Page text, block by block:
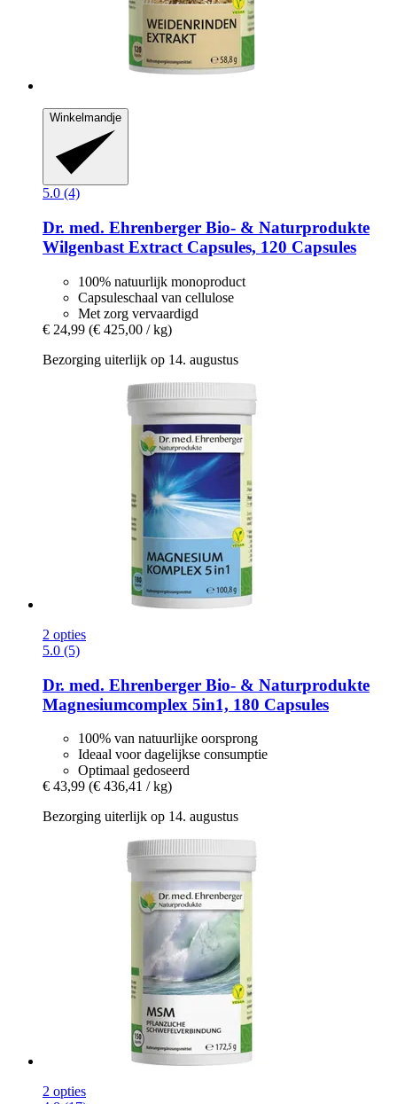
Winkelmandje
5.0 (4)
Dr. med. Ehrenberger Bio- & Naturprodukte
Wilgenbast Extract Capsules, 120 Capsules
100% natuurlijk monoproduct
Capsuleschaal van cellulose
Met zorg vervaardigd
€ 24,99 (€ 425,00 / kg)
Bezorging uiterlijk op 14. augustus
2 opties
5.0 (5)
Dr. med. Ehrenberger Bio- & Naturprodukte
Magnesiumcomplex 5in1, 180 Capsules
100% van natuurlijke oorsprong
Ideaal voor dagelijkse consumptie
Optimaal gedoseerd
€ 43,99 (€ 436,41 / kg)
Bezorging uiterlijk op 14. augustus
2 opties